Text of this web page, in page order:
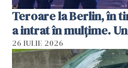
Teroare la Berlin, în
a intrat în mulțime.
26 IULIE 2026